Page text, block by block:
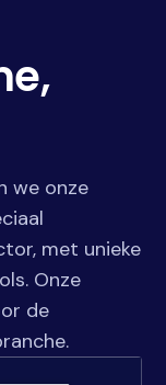
we onze
met unieke
Onze
de